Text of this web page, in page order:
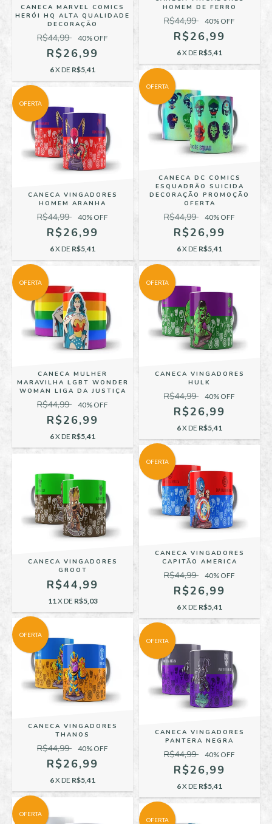
CANECA MARVEL COMICS
HERÓI HQ ALTA QUALIDADE
DECORAÇÃO
R$44,99 40% OFF
R$26,99
6X DE R$5,41
HOMEM DE FERRO
R$44,99 40% OFF
R$26,99
6X DE R$5,41
OFERTA
CANECA VINGADORES
HOMEM ARANHA
R$44,99 40% OFF
R$26,99
6X DE R$5,41
OFERTA
CANECA DC COMICS
ESQUADRÃO SUICIDA
DECORAÇÃO PROMOÇÃO
OFERTA
R$44,99 40% OFF
R$26,99
6X DE R$5,41
OFERTA
CANECA MULHER
MARAVILHA LGBT WONDER
WOMAN LIGA DA JUSTIÇA
R$44,99 40% OFF
R$26,99
6X DE R$5,41
OFERTA
CANECA VINGADORES
HULK
R$44,99 40% OFF
R$26,99
6X DE R$5,41
CANECA VINGADORES
GROOT
R$44,99
11 X DE R$5,03
OFERTA
CANECA VINGADORES
CAPITÃO AMERICA
R$44,99 40% OFF
R$26,99
6X DE R$5,41
OFERTA
CANECA VINGADORES
THANOS
R$44,99 40% OFF
R$26,99
6X DE R$5,41
OFERTA
CANECA VINGADORES
PANTERA NEGRA
R$44,99 40% OFF
R$26,99
6X DE R$5,41
OFERTA
OFERTA